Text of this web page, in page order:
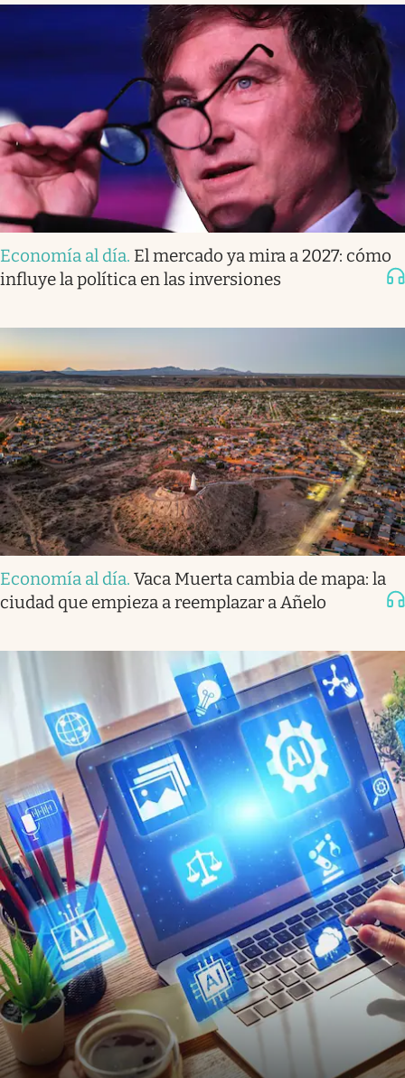
Economía al día. El mercado ya mira a 2027: cómo
influye la política en las inversiones
Economía al día. Vaca Muerta cambia de mapa: la
ciudad que empieza a reemplazar a Añelo